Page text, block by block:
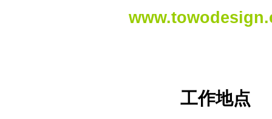
工作地点